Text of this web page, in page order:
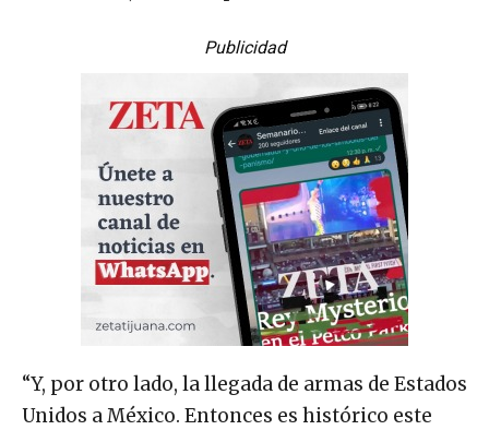
Publicidad
“Y, por otro lado, la llegada de armas de Estados
Unidos a México. Entonces es histórico este